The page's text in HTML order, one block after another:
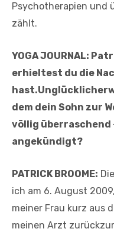
Psychotherapien und
zählt.
YOGA JOURNAL:
erhieltest du die
dem dein Sohn zur
völlig überraschend
angekündigt?
PATRICK BROOME:
ich am 6. August
meiner Frau kurz aus
meinen Arzt